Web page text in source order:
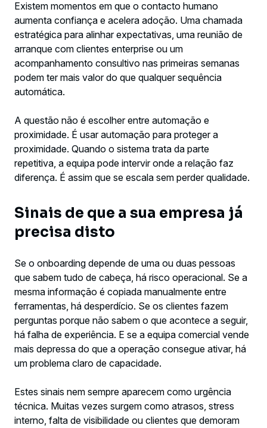
Existem momentos em que o contacto humano
aumenta confiança e acelera adoção. Uma chamada
estratégica para alinhar expectativas, uma reunião de
arranque com clientes enterprise ou um
acompanhamento consultivo nas primeiras semanas
podem ter mais valor do que qualquer sequência
automática.
A questão não é escolher entre automação e
proximidade. É usar automação para proteger a
proximidade. Quando o sistema trata da parte
repetitiva, a equipa pode intervir onde a relação faz
diferença. É assim que se escala sem perder qualidade.
Sinais de que a sua empresa já
precisa disto
Se o onboarding depende de uma ou duas pessoas
que sabem tudo de cabeça, há risco operacional. Se a
mesma informação é copiada manualmente entre
ferramentas, há desperdício. Se os clientes fazem
perguntas porque não sabem o que acontece a seguir,
há falha de experiência. E se a equipa comercial vende
mais depressa do que a operação consegue ativar, há
um problema claro de capacidade.
Estes sinais nem sempre aparecem como urgência
técnica. Muitas vezes surgem como atrasos, stress
interno, falta de visibilidade ou clientes que demoram